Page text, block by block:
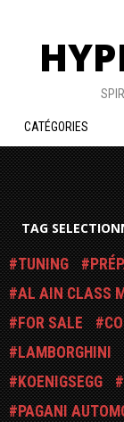
CATÉGORIES
TAG
TUNING
AL AIN CLASS
FOR SALE
LAMBORGHINI
KOENIGSEGG
PAGANI